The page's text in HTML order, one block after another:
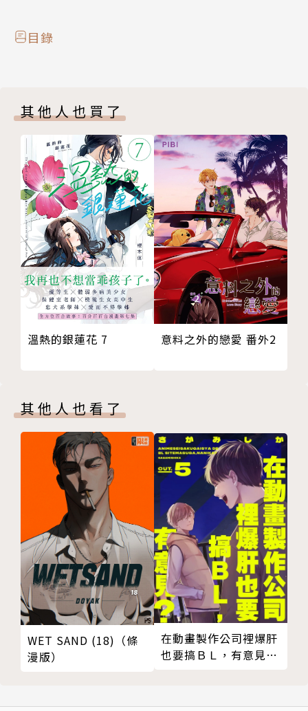
目錄
其他人也買了
溫熱的銀蓮花 7 意料之外的戀愛 番外2
其他人也看了
WET SAND (18)（條
漫版）
在動畫製作公司裡爆肝
也要搞ＢＬ，有意見？